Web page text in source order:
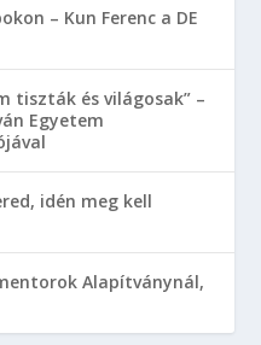
– Kun Ferenc a DE
tiszták és világosak” –
Egyetem
idén meg kell
Alapítványnál,